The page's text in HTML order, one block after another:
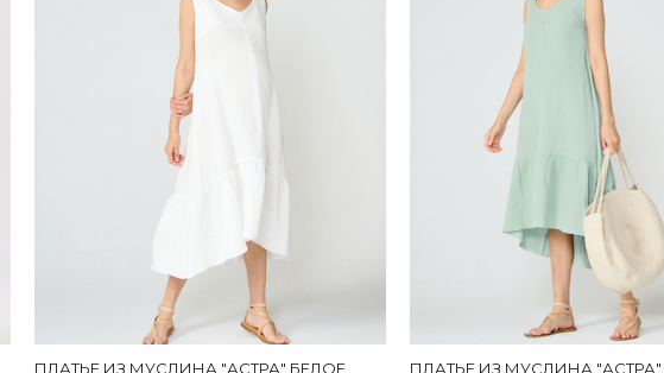
ПЛАТЬЕ ИЗ МУСЛИНА "АСТРА" БЕЛОЕ ПЛАТЬЕ ИЗ МУСЛИНА